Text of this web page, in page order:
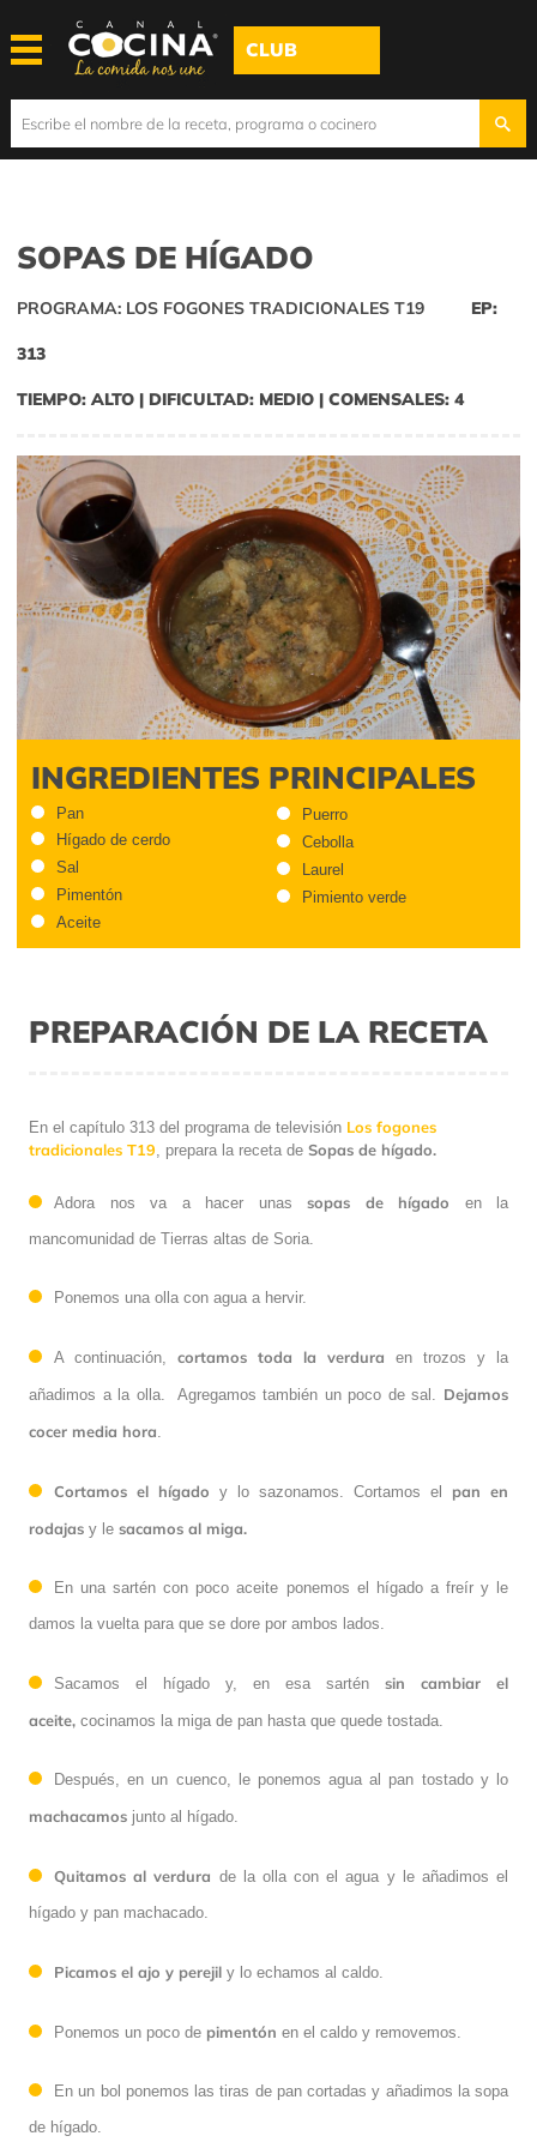
CLUB
SOPAS DE HÍGADO
PROGRAMA: LOS FOGONES TRADICIONALES T19 EP:
313
TIEMPO: ALTO | DIFICULTAD: MEDIO | COMENSALES: 4
INGREDIENTES PRINCIPALES
Pan
Hígado de cerdo
Sal
Pimentón
Aceite
Puerro
Cebolla
Laurel
Pimiento verde
PREPARACIÓN DE LA RECETA
En el capítulo 313 del programa de televisión Los fogones
tradicionales T19
prepara la receta de Sopas de hígado.
Adora nos va a hacer unas sopas de hígado en la
mancomunidad de Tierras altas de Soria.
Ponemos una olla con agua a hervir.
A continuación, cortamos toda la verdura en trozos y la
añadimos a la olla. Agregamos también un poco de sal. Dejamos
cocer media hora
Cortamos el hígado y lo sazonamos. Cortamos el pan en
rodajas y le sacamos al miga.
En una sartén con poco aceite ponemos el hígado a freír y le
damos la vuelta para que se dore por ambos lados.
Sacamos el hígado y, en esa sartén sin cambiar el
aceite, cocinamos la miga de pan hasta que quede tostada.
Después, en un cuenco, le ponemos agua al pan tostado y lo
machacamos junto al hígado.
Quitamos al verdura de la olla con el agua y le añadimos el
hígado y pan machacado.
Picamos el ajo y perejil y lo echamos al caldo.
Ponemos un poco de pimentón en el caldo y removemos.
En un bol ponemos las tiras de pan cortadas y añadimos la sopa
de hígado.